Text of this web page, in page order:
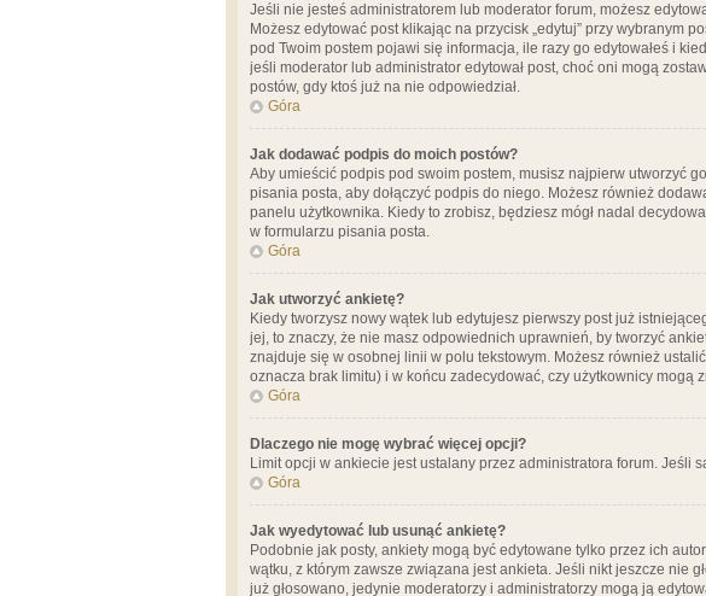
Jeśli nie jesteś administratorem lub moderator forum, możesz
Możesz edytować post klikając na przycisk „edytuj” przy wybranym
pod Twoim postem pojawi się informacja, ile razy go edytowałeś i
jeśli moderator lub administrator edytował post, choć oni mogą
postów, gdy ktoś już na nie odpowiedział.
Góra
Jak dodawać podpis do moich postów?
Aby umieścić podpis pod swoim postem, musisz najpierw utworzyć
pisania posta, aby dołączyć podpis do niego. Możesz również
panelu użytkownika. Kiedy to zrobisz, będziesz mógł nadal
w formularzu pisania posta.
Góra
Jak utworzyć ankietę?
Kiedy tworzysz nowy wątek lub edytujesz pierwszy post już
jej, to znaczy, że nie masz odpowiednich uprawnień, by tworzyć
znajduje się w osobnej linii w polu tekstowym. Możesz również
oznacza brak limitu) i w końcu zadecydować, czy użytkownicy mogą
Góra
Dlaczego nie mogę wybrać więcej opcji?
Limit opcji w ankiecie jest ustalany przez administratora forum. Jeśli
Góra
Jak wyedytować lub usunąć ankietę?
Podobnie jak posty, ankiety mogą być edytowane tylko przez ich
wątku, z którym zawsze związana jest ankieta. Jeśli nikt jeszcze nie
już głosowano, jedynie moderatorzy i administratorzy mogą ją